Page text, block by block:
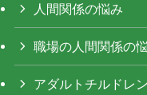
人間関係の悩み
職場の人間関係の
アダルトチルドレ